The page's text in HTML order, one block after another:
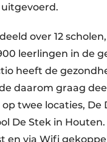
over 12
leerlingen in de
heeft de
daarom graag
twee locaties, De
De Stek in
en via Wifi